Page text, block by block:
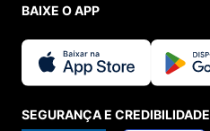
BAIXE O APP
SEGURANÇA E CREDIBILIDADE